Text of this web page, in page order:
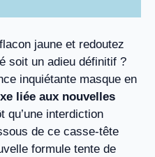
jaune et redoutez
soit un adieu définitif ?
inquiétante masque en
liée aux nouvelles
qu’une interdiction
de ce casse-tête
formule tente de